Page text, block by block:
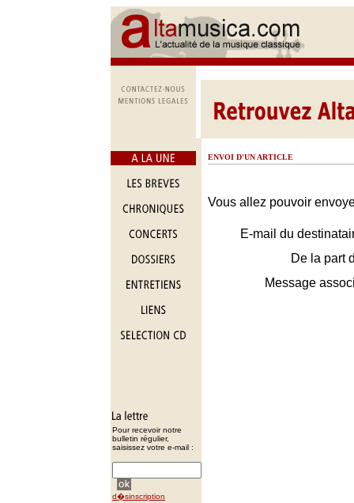
Pour recevoir notre
bulletin régulier,
saisissez votre e-mail :
d�sinscription
ENVOI D'UN ARTICLE
Vous allez pouvoir
E-mail du
De la part
Message